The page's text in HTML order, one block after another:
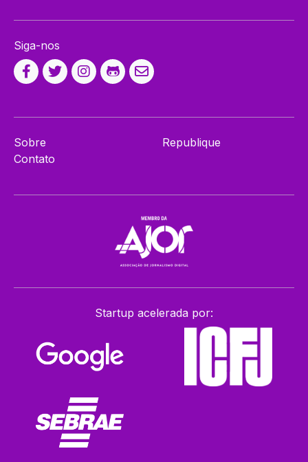
Siga-nos
Sobre
Contato
Republique
Startup acelerada por: